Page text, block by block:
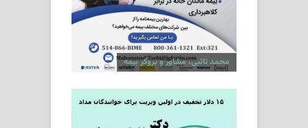
محمد تائبی، مشاور و بروکر بیمه